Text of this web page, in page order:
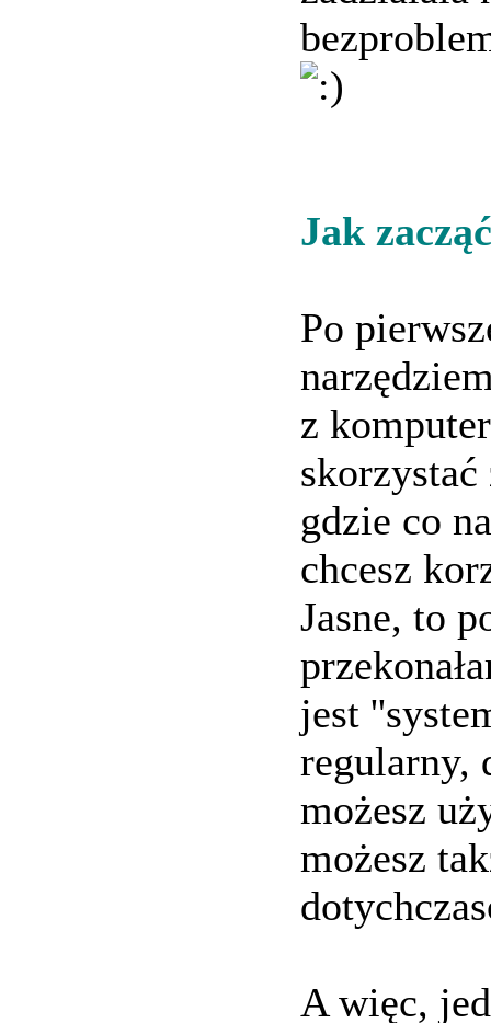
Jak
Po
z
gdzie co
chcesz
Jasne, to
jest
regularny,
możesz
możesz
A więc,